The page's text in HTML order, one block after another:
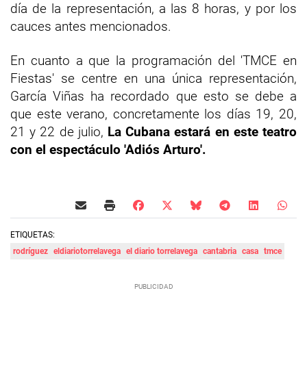
día de la representación, a las 8 horas, y por los
cauces antes mencionados.
En cuanto a que la programación del 'TMCE en
Fiestas' se centre en una única representación,
García Viñas ha recordado que esto se debe a
que este verano, concretamente los días 19, 20,
21 y 22 de julio, La Cubana estará en este teatro
con el espectáculo 'Adiós Arturo'.
ETIQUETAS:
rodríguez eldiariotorrelavega el diario torrelavega cantabria casa tmce